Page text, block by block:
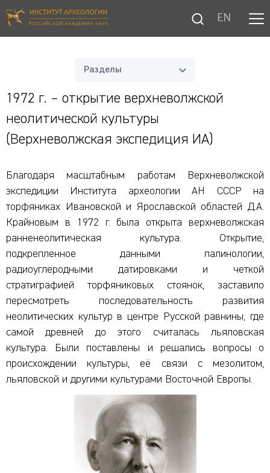
EN
Разделы
1972 г. – открытие верхневолжской
неолитической культуры
(Верхневолжская экспедиция ИА)
Благодаря масштабным работам Верхневолжской
экспедиции Института археологии АН СССР на
торфяниках Ивановской и Ярославской областей Д.А.
Крайновым в 1972 г. была открыта верхневолжская
ранненеолитическая культура. Открытие,
подкрепленное данными палинологии,
радиоуглеродными датировками и четкой
стратиграфией торфяниковых стоянок, заставило
пересмотреть последовательность развития
неолитических культур в центре Русской равнины, где
самой древней до этого считалась льяловская
культура. Были поставлены и решались вопросы о
происхождении культуры, её связи с мезолитом,
льяловской и другими культурами Восточной Европы.